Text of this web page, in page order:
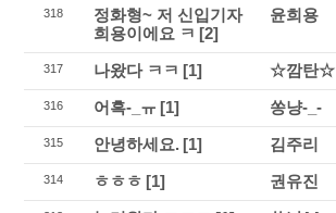
318
정화형~ 저 신입기자
희용이에요 ㅋ [2]
윤희용
317 나왔다 ㅋㅋ [1] ☆깜탄☆
316 어흑-_ㅠ [1] 쏭냥-_-
315 안녕하세요. [1] 김주리
314 ㅎㅎㅎ [1] 권유진